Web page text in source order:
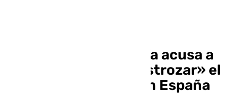
La Junta de Andalucía acusa a
Óscar Puente de «destrozar» el
servicio ferroviario en España